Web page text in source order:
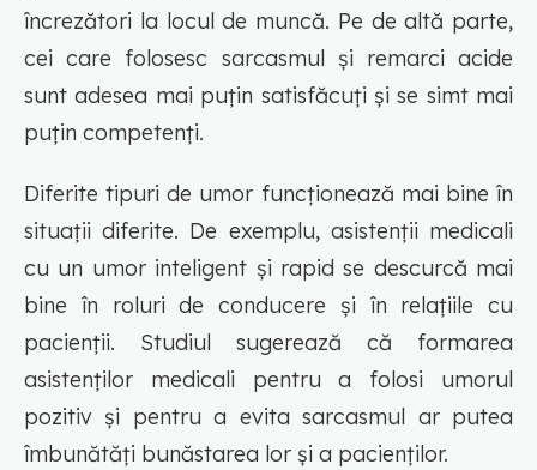
încrezători la locul de muncă. Pe de altă parte,
cei care folosesc sarcasmul și remarci acide
sunt adesea mai puțin satisfăcuți și se simt mai
puțin competenți.
Diferite tipuri de umor funcționează mai bine în
situații diferite. De exemplu, asistenții medicali
cu un umor inteligent și rapid se descurcă mai
bine în roluri de conducere și în relațiile cu
pacienții. Studiul sugerează că formarea
asistenților medicali pentru a folosi umorul
pozitiv și pentru a evita sarcasmul ar putea
îmbunătăți bunăstarea lor și a pacienților.